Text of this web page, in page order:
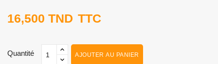
16,500 TND TTC
Quantité AJOUTER AU PANIER